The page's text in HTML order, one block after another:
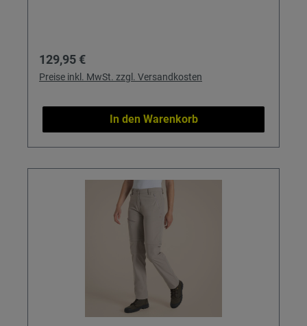
Regulärer Preis:
129,95 €
Preise inkl. MwSt. zzgl. Versandkosten
In den Warenkorb